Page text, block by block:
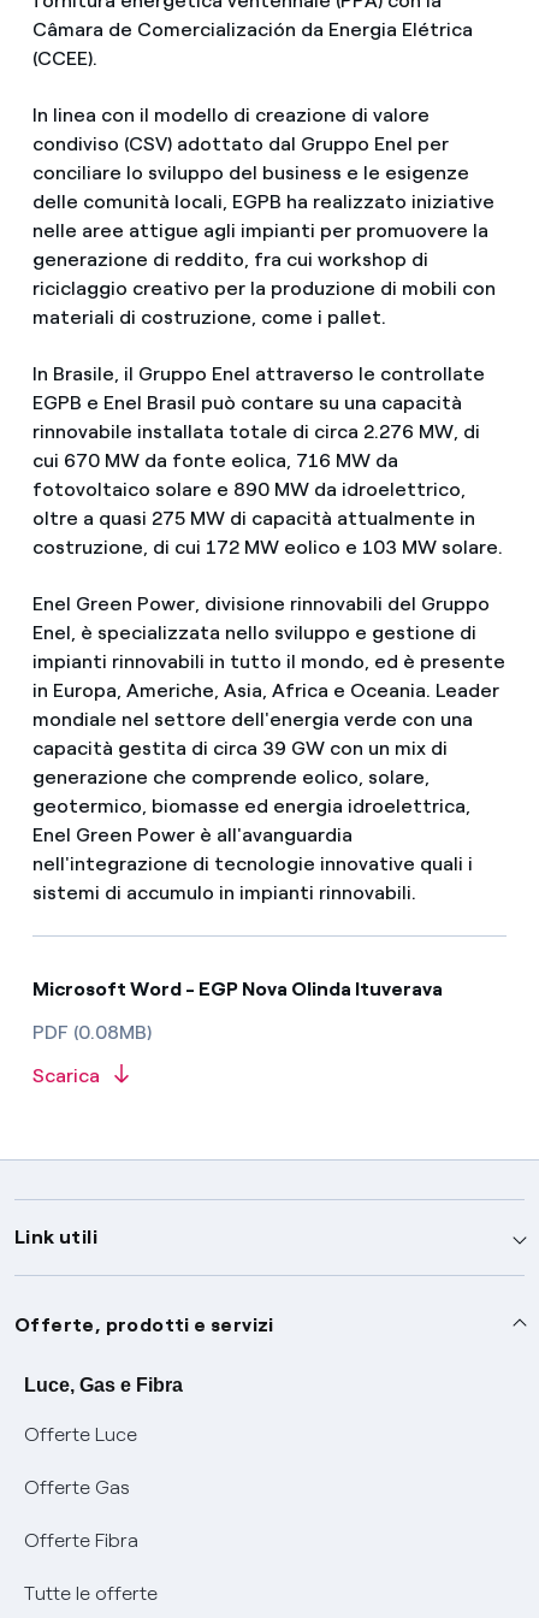
Câmara de Comercialización da Energia Elétrica
(CCEE).
In linea con il modello di creazione di valore
condiviso (CSV) adottato dal Gruppo Enel per
conciliare lo sviluppo del business e le esigenze
delle comunità locali, EGPB ha realizzato iniziative
nelle aree attigue agli impianti per promuovere la
generazione di reddito, fra cui workshop di
riciclaggio creativo per la produzione di mobili con
materiali di costruzione, come i pallet.
In Brasile, il Gruppo Enel attraverso le controllate
EGPB e Enel Brasil può contare su una capacità
rinnovabile installata totale di circa 2.276 MW, di
cui 670 MW da fonte eolica, 716 MW da
fotovoltaico solare e 890 MW da idroelettrico,
oltre a quasi 275 MW di capacità attualmente in
costruzione, di cui 172 MW eolico e 103 MW solare.
Enel Green Power, divisione rinnovabili del Gruppo
Enel, è specializzata nello sviluppo e gestione di
impianti rinnovabili in tutto il mondo, ed è presente
in Europa, Americhe, Asia, Africa e Oceania. Leader
mondiale nel settore dell'energia verde con una
capacità gestita di circa 39 GW con un mix di
generazione che comprende eolico, solare,
geotermico, biomasse ed energia idroelettrica,
Enel Green Power è all'avanguardia
nell'integrazione di tecnologie innovative quali i
sistemi di accumulo in impianti rinnovabili.
Microsoft Word - EGP Nova Olinda Ituverava
PDF (0.08MB)
Scarica
Link utili
Assistenza
Avvisi
SOS luce e gas
Conciliazioni e risoluzione delle controversie
Negoziazione paritetica
Informazioni Sisma
Servizi
Moduli e documenti
Documenti Fibra
Offerte, prodotti e servizi
Luce, Gas e Fibra
Offerte Luce
Offerte Gas
Offerte Fibra
Tutte le offerte